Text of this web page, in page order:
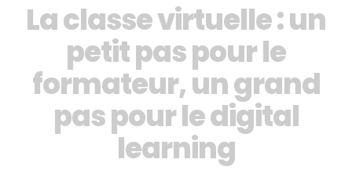
La classe virtuelle : un
petit pas pour le
formateur, un grand
pas pour le digital
learning